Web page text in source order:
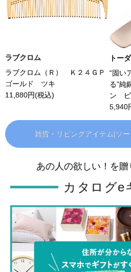
ラブクロム
ラブクロム（Ｒ） Ｋ２４ＧＰ
ゴールド ツキ
11,880円(税込)
トー
“固い
る”純
ン ピ
5,940
雑貨・リビングアイテム|ソ
あの人の欲しい！を
カタログe